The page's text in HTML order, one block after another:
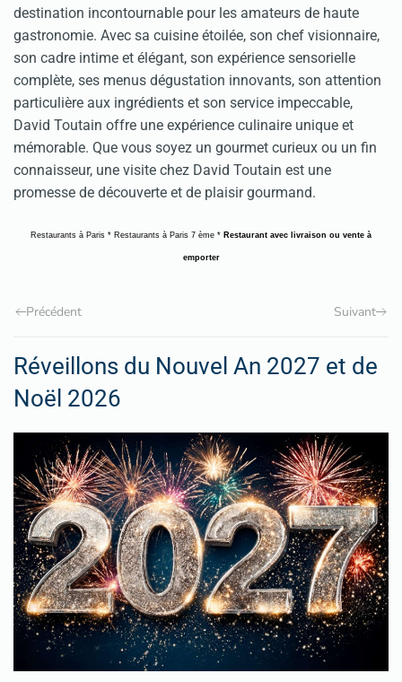
destination incontournable pour les amateurs de haute
gastronomie. Avec sa cuisine étoilée, son chef visionnaire,
son cadre intime et élégant, son expérience sensorielle
complète, ses menus dégustation innovants, son attention
particulière aux ingrédients et son service impeccable,
David Toutain offre une expérience culinaire unique et
mémorable. Que vous soyez un gourmet curieux ou un fin
connaisseur, une visite chez David Toutain est une
promesse de découverte et de plaisir gourmand.
Restaurants à Paris * Restaurants à Paris 7 ème * Restaurant avec livraison ou vente à
emporter
Précédent Suivant
Réveillons du Nouvel An 2027 et de
Noël 2026